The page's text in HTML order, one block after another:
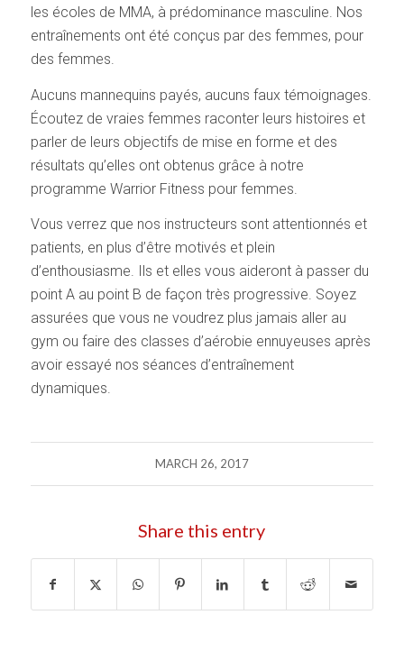
les écoles de MMA, à prédominance masculine. Nos
entraînements ont été conçus par des femmes, pour
des femmes.
Aucuns mannequins payés, aucuns faux témoignages.
Écoutez de vraies femmes raconter leurs histoires et
parler de leurs objectifs de mise en forme et des
résultats qu’elles ont obtenus grâce à notre
programme Warrior Fitness pour femmes.
Vous verrez que nos instructeurs sont attentionnés et
patients, en plus d’être motivés et plein
d’enthousiasme. Ils et elles vous aideront à passer du
point A au point B de façon très progressive. Soyez
assurées que vous ne voudrez plus jamais aller au
gym ou faire des classes d’aérobie ennuyeuses après
avoir essayé nos séances d’entraînement
dynamiques.
MARCH 26, 2017
Share this entry